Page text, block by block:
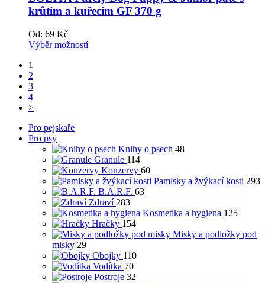
krůtím a kuřecím GF 370 g
Od: 69 Kč
Výběr možností
1
2
3
4
>
Pro pejskaře
Pro psy
Knihy o psech 48
Granule 114
Konzervy 60
Pamlsky a žvýkací kosti 293
B.A.R.F. 63
Zdraví 283
Kosmetika a hygiena 125
Hračky 154
Misky a podložky pod
misky 29
Obojky 110
Vodítka 70
Postroje 32